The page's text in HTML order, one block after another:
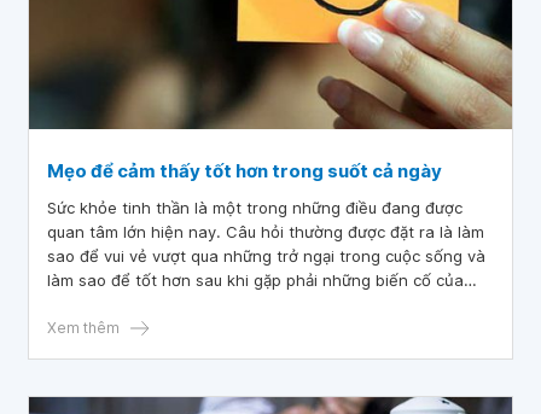
Mẹo để cảm thấy tốt hơn trong suốt cả ngày
Sức khỏe tinh thần là một trong những điều đang được
quan tâm lớn hiện nay. Câu hỏi thường được đặt ra là làm
sao để vui vẻ vượt qua những trở ngại trong cuộc sống và
làm sao để tốt hơn sau khi gặp phải những biến cố của
Xem thêm